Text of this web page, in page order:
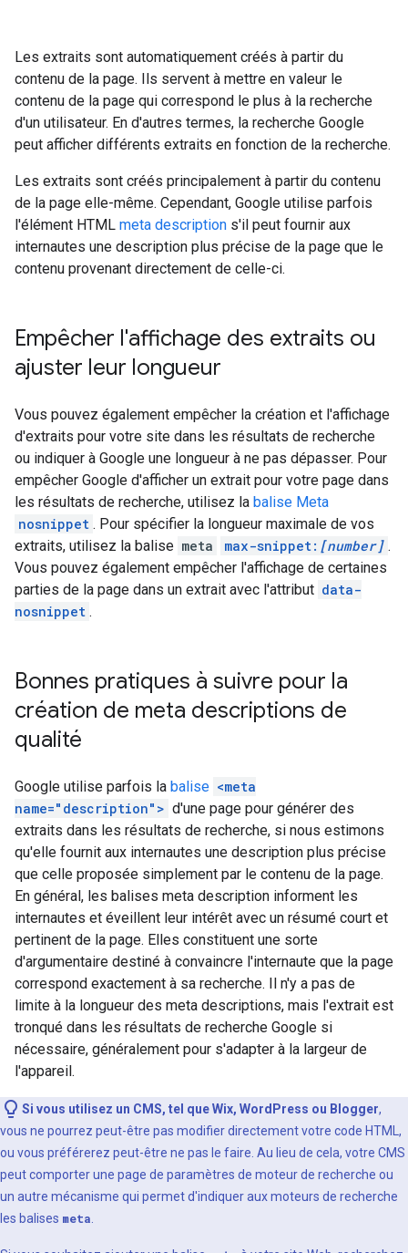
Les extraits sont automatiquement créés à partir du
contenu de la page. Ils servent à mettre en valeur le
contenu de la page qui correspond le plus à la recherche
d'un utilisateur. En d'autres termes, la recherche Google
peut afficher différents extraits en fonction de la recherche.
Les extraits sont créés principalement à partir du contenu
de la page elle-même. Cependant, Google utilise parfois
l'élément HTML meta description s'il peut fournir aux
internautes une description plus précise de la page que le
contenu provenant directement de celle-ci.
Empêcher l'affichage des extraits ou
ajuster leur longueur
Vous pouvez également empêcher la création et l'affichage
d'extraits pour votre site dans les résultats de recherche
ou indiquer à Google une longueur à ne pas dépasser. Pour
empêcher Google d'afficher un extrait pour votre page dans
les résultats de recherche, utilisez la balise Meta
nosnippet . Pour spécifier la longueur maximale de vos
extraits, utilisez la balise meta max-snippet: [number] .
Vous pouvez également empêcher l'affichage de certaines
parties de la page dans un extrait avec l'attribut data-
nosnippet .
Bonnes pratiques à suivre pour la
création de meta descriptions de
qualité
Google utilise parfois la balise <meta
name="description"> d'une page pour générer des
extraits dans les résultats de recherche, si nous estimons
qu'elle fournit aux internautes une description plus précise
que celle proposée simplement par le contenu de la page.
En général, les balises meta description informent les
internautes et éveillent leur intérêt avec un résumé court et
pertinent de la page. Elles constituent une sorte
d'argumentaire destiné à convaincre l'internaute que la page
correspond exactement à sa recherche. Il n'y a pas de
limite à la longueur des meta descriptions, mais l'extrait est
tronqué dans les résultats de recherche Google si
nécessaire, généralement pour s'adapter à la largeur de
l'appareil.
Si vous utilisez un CMS, tel que Wix, WordPress ou Blogger,
vous ne pourrez peut-être pas modifier directement votre code HTML,
ou vous préférerez peut-être ne pas le faire. Au lieu de cela, votre CMS
peut comporter une page de paramètres de moteur de recherche ou
un autre mécanisme qui permet d'indiquer aux moteurs de recherche
les balises meta